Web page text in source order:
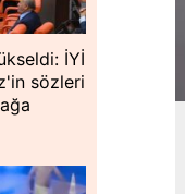
İYİ
sözleri